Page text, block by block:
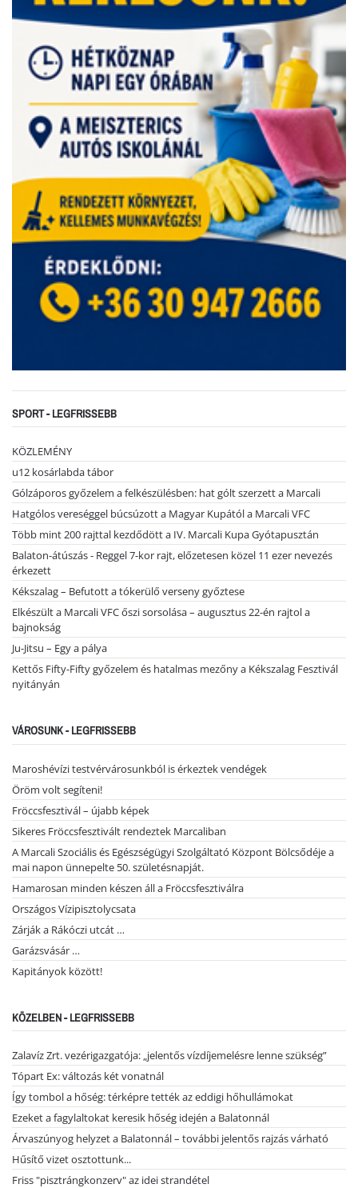
SPORT - LEGFRISSEBB
KÖZLEMÉNY
u12 kosárlabda tábor
Gólzáporos győzelem a felkészülésben: hat gólt szerzett a Marcali
Hatgólos vereséggel búcsúzott a Magyar Kupától a Marcali VFC
Több mint 200 rajttal kezdődött a IV. Marcali Kupa Gyótapusztán
Balaton-átúszás - Reggel 7-kor rajt, előzetesen közel 11 ezer nevezés
érkezett
Kékszalag – Befutott a tókerülő verseny győztese
Elkészült a Marcali VFC őszi sorsolása – augusztus 22-én rajtol a
bajnokság
Ju-Jitsu – Egy a pálya
Kettős Fifty-Fifty győzelem és hatalmas mezőny a Kékszalag Fesztivál
nyitányán
VÁROSUNK - LEGFRISSEBB
Maroshévízi testvérvárosunkból is érkeztek vendégek
Öröm volt segíteni!
Fröccsfesztivál – újabb képek
Sikeres Fröccsfesztivált rendeztek Marcaliban
A Marcali Szociális és Egészségügyi Szolgáltató Központ Bölcsődéje a
mai napon ünnepelte 50. születésnapját.
Hamarosan minden készen áll a Fröccsfesztiválra
Országos Vízipisztolycsata
Zárják a Rákóczi utcát …
Garázsvásár …
Kapitányok között!
KÖZELBEN - LEGFRISSEBB
Zalavíz Zrt. vezérigazgatója: „jelentős vízdíjemelésre lenne szükség”
Tópart Ex: változás két vonatnál
Így tombol a hőség: térképre tették az eddigi hőhullámokat
Ezeket a fagylaltokat keresik hőség idején a Balatonnál
Árvaszúnyog helyzet a Balatonnál – további jelentős rajzás várható
Hűsítő vizet osztottunk...
Friss "pisztrángkonzerv" az idei strandétel